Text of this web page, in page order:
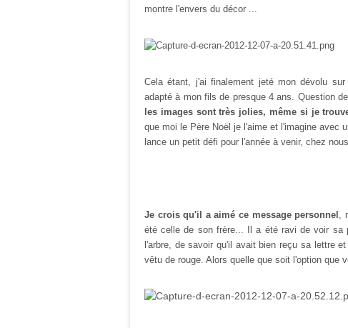
montre l'envers du décor ...
Cela étant, j'ai finalement jeté mon dévolu
adapté à mon fils de presque 4 ans. Question
les images sont très jolies, même si je
que moi le Père Noël je l'aime et l'imagine avec
lance un petit défi pour l'année à venir, chez
Je crois qu'il a aimé ce message personnel ,
été celle de son frère... Il a été ravi de voir sa
l'arbre, de savoir qu'il avait bien reçu sa lettre
vêtu de rouge. Alors quelle que soit l'option que